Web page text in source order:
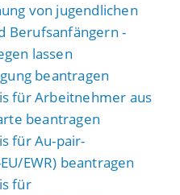
von jugendlichen
Berufsanfängern -
lassen
beantragen
für Arbeitnehmer aus
beantragen
für Au-pair-
EWR) beantragen
für